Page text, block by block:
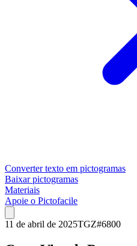
Converter texto em pictogramas
Baixar pictogramas
Materiais
Apoie o Pictofacile
11 de abril de 2025TGZ#6800